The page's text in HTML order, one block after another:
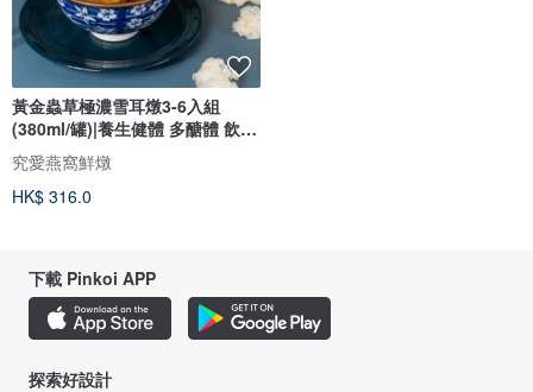
黃金蟲草極濃雪耳燉3-6入組
(380ml/罐)|養生健體 多醣體 飲控
首選
究愛燕窩鮮燉
HK$ 316.0
下載 Pinkoi APP
探索好設計